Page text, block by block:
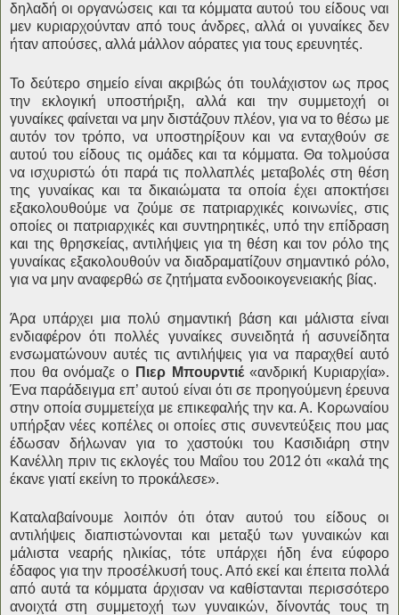
δηλαδή οι οργανώσεις και τα κόμματα αυτού του είδους ναι
μεν κυριαρχούνταν από τους άνδρες, αλλά οι γυναίκες δεν
ήταν απούσες, αλλά μάλλον αόρατες για τους ερευνητές.
Το δεύτερο σημείο είναι ακριβώς ότι τουλάχιστον ως προς
την εκλογική υποστήριξη, αλλά και την συμμετοχή οι
γυναίκες φαίνεται να μην διστάζουν πλέον, για να το θέσω με
αυτόν τον τρόπο, να υποστηρίξουν και να ενταχθούν σε
αυτού του είδους τις ομάδες και τα κόμματα. Θα τολμούσα
να ισχυριστώ ότι παρά τις πολλαπλές μεταβολές στη θέση
της γυναίκας και τα δικαιώματα τα οποία έχει αποκτήσει
εξακολουθούμε να ζούμε σε πατριαρχικές κοινωνίες, στις
οποίες οι πατριαρχικές και συντηρητικές, υπό την επίδραση
και της θρησκείας, αντιλήψεις για τη θέση και τον ρόλο της
γυναίκας εξακολουθούν να διαδραματίζουν σημαντικό ρόλο,
για να μην αναφερθώ σε ζητήματα ενδοοικογενειακής βίας.
Άρα υπάρχει μια πολύ σημαντική βάση και μάλιστα είναι
ενδιαφέρον ότι πολλές γυναίκες συνειδητά ή ασυνείδητα
ενσωματώνουν αυτές τις αντιλήψεις για να παραχθεί αυτό
που θα ονόμαζε ο Πιερ Μπουρντιέ«ανδρική Κυριαρχία».
Ένα παράδειγμα επ’ αυτού είναι ότι σε προηγούμενη έρευνα
στην οποία συμμετείχα με επικεφαλής την κα. Α. Κορωναίου
υπήρξαν νέες κοπέλες οι οποίες στις συνεντεύξεις που μας
έδωσαν δήλωναν για το χαστούκι του Κασιδιάρη στην
Κανέλλη πριν τις εκλογές του Μαΐου του 2012 ότι «καλά της
έκανε γιατί εκείνη το προκάλεσε».
Καταλαβαίνουμε λοιπόν ότι όταν αυτού του είδους οι
αντιλήψεις διαπιστώνονται και μεταξύ των γυναικών και
μάλιστα νεαρής ηλικίας, τότε υπάρχει ήδη ένα εύφορο
έδαφος για την προσέλκυσή τους. Από εκεί και έπειτα πολλά
από αυτά τα κόμματα άρχισαν να καθίστανται περισσότερο
ανοιχτά στη συμμετοχή των γυναικών, δίνοντάς τους τη